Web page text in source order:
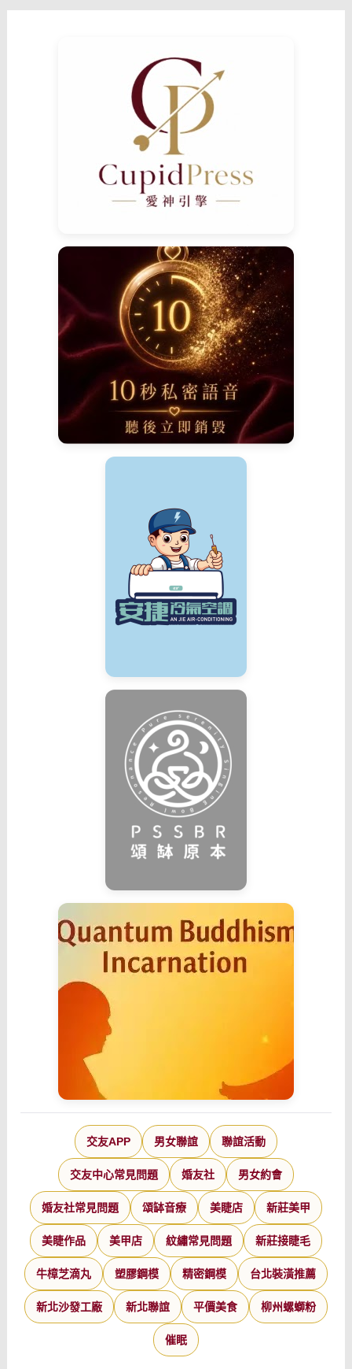
交友APP 男女聯誼 聯誼活動
交友中心常見問題 婚友社 男女約會
婚友社常見問題 頌缽音療 美睫店 新莊美甲
美睫作品 美甲店 紋繡常見問題 新莊接睫毛
牛樟芝滴丸 塑膠鋼模 精密鋼模 台北裝潢推薦
新北沙發工廠 新北聯誼 平價美食 柳州螺螄粉
催眠